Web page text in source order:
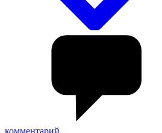
комментарий